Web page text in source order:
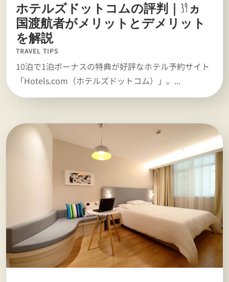
ホテルズドットコムの評判｜39ヵ
国渡航者がメリットとデメリット
を解説
TRAVEL TIPS
10泊で1泊ボーナスの特典が好評なホテル予約サイト
「Hotels.com（ホテルズドットコム）」。...